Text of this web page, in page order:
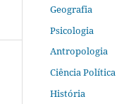
Geografia
Psicologia
Antropologia
Ciência Política
História